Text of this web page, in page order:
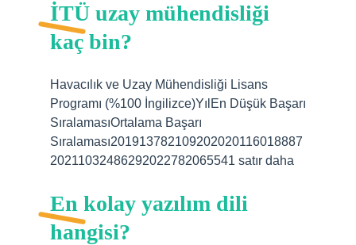
İTÜ uzay mühendisliği
kaç bin?
Havacılık ve Uzay Mühendisliği Lisans
Programı (%100 İngilizce)YılEn Düşük Başarı
SıralamasıOrtalama Başarı
Sıralaması201913782109202020116018887
20211032486292022782065541 satır daha
En kolay yazılım dili
hangisi?